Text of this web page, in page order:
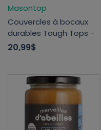
Masontop
Couvercles à bocaux
durables Tough Tops -
20,99$